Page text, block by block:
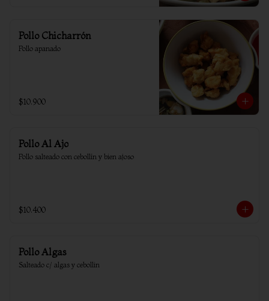
Pollo Chicharrón
Pollo apanado
$10.900
Pollo Al Ajo
Pollo salteado con cebollín y bien ajoso
$10.400
Pollo Algas
Salteado c/ algas y cebollin